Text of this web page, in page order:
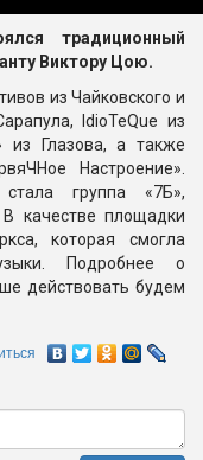
традиционный
Виктору Цою.
из Чайковского и
IdioTeQue из
из Глазова, а также
Настроение».
группа «7Б»,
качестве площадки
которая смогла
Подробнее о
действовать будем